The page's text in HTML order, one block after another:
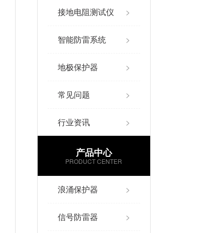
接地电阻测试仪 >
智能防雷系统 >
地极保护器 >
常见问题 >
行业资讯 >
产品中心
PRODUCT CENTER
浪涌保护器 >
信号防雷器 >